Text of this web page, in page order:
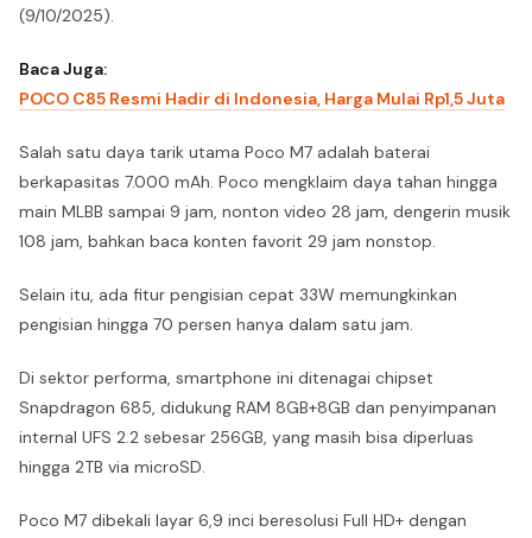
(9/10/2025).
Baca Juga:
POCO C85 Resmi Hadir di Indonesia, Harga Mulai Rp1,5 Juta
Salah satu daya tarik utama Poco M7 adalah baterai
berkapasitas 7.000 mAh. Poco mengklaim daya tahan hingga
main MLBB sampai 9 jam, nonton video 28 jam, dengerin musik
108 jam, bahkan baca konten favorit 29 jam nonstop.
Selain itu, ada fitur pengisian cepat 33W memungkinkan
pengisian hingga 70 persen hanya dalam satu jam.
Di sektor performa, smartphone ini ditenagai chipset
Snapdragon 685, didukung RAM 8GB+8GB dan penyimpanan
internal UFS 2.2 sebesar 256GB, yang masih bisa diperluas
hingga 2TB via microSD.
Poco M7 dibekali layar 6,9 inci beresolusi Full HD+ dengan